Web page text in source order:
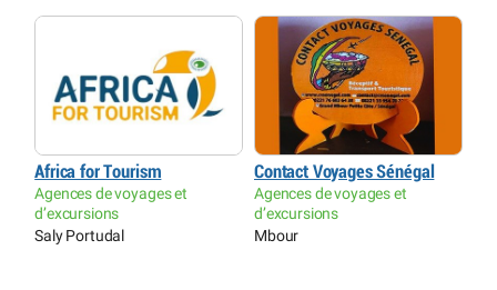
Africa for Tourism
Agences de voyages et
d’excursions
Saly Portudal
Contact Voyages Sénégal
Agences de voyages et
d’excursions
Mbour